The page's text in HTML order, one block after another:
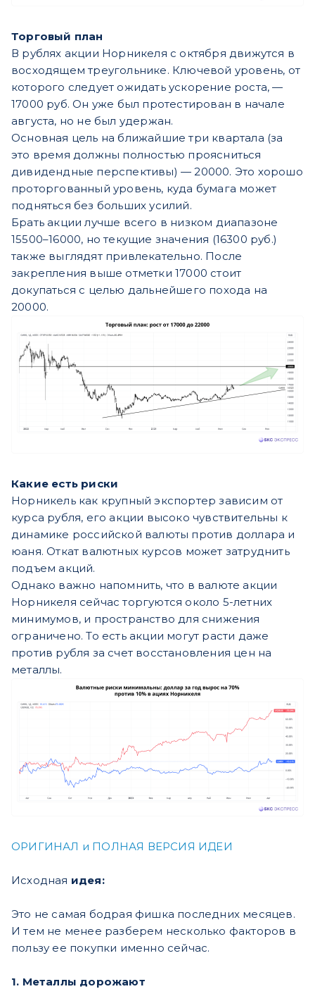
Торговый план
В рублях акции Норникеля с октября движутся в
восходящем треугольнике. Ключевой уровень, от
которого следует ожидать ускорение роста, —
17000 руб. Он уже был протестирован в начале
августа, но не был удержан.
Основная цель на ближайшие три квартала (за
это время должны полностью проясниться
дивидендные перспективы) — 20000. Это хорошо
проторгованный уровень, куда бумага может
подняться без больших усилий.
Брать акции лучше всего в низком диапазоне
15500–16000, но текущие значения (16300 руб.)
также выглядят привлекательно. После
закрепления выше отметки 17000 стоит
докупаться с целью дальнейшего похода на
20000.
Какие есть риски
Норникель как крупный экспортер зависим от
курса рубля, его акции высоко чувствительны к
динамике российской валюты против доллара и
юаня. Откат валютных курсов может затруднить
подъем акций.
Однако важно напомнить, что в валюте акции
Норникеля сейчас торгуются около 5-летних
минимумов, и пространство для снижения
ограничено. То есть акции могут расти даже
против рубля за счет восстановления цен на
металлы.
ОРИГИНАЛ и ПОЛНАЯ ВЕРСИЯ ИДЕИ
Исходная идея:
Это не самая бодрая фишка последних месяцев.
И тем не менее разберем несколько факторов в
пользу ее покупки именно сейчас.
1. Металлы дорожают